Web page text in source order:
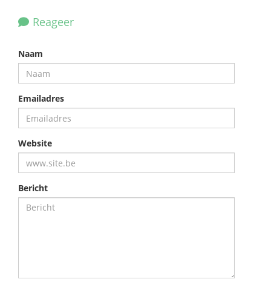
Reageer
Naam
Emailadres
Website
Bericht